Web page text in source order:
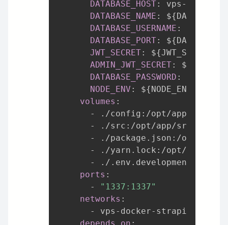
DATABASE_HOST: vps -
DATABASE_NAME : ${
DATABASE_USERNAME :
DATABASE_PORT: ${
JWT_SECRET: ${JWT_SECRET
ADMIN_JWT_SECRET: $
DATABASE_PASSWORD :
NODE_ENV : ${NODE_ENV
volumes :
-
./config : /opt/app/config
-
./src : /opt/app/src
-
./package.json : /opt/
-
./yarn.lock : /opt/
-
./.env.development
ports :
-
"1337:1337"
networks :
-
vps - docker- strapi